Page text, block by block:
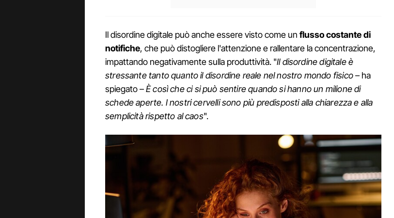
Il disordine digitale può anche essere visto come un flusso costante di
notifiche, che può distogliere l'attenzione e rallentare la concentrazione,
impattando negativamente sulla produttività. "Il disordine digitale è
stressante tanto quanto il disordine reale nel nostro mondo fisico– ha
spiegato –È così che ci si può sentire quando si hanno un milione di
schede aperte. I nostri cervelli sono più predisposti alla chiarezza e alla
semplicità rispetto al caos".